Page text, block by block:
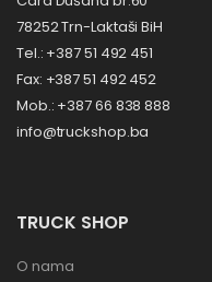
78252 Trn-Laktaši BiH
Tel.: +387 51 492 451
Fax: +387 51 492 452
Mob.: +387 66 838 888
info@truckshop.ba
TRUCK SHOP
O nama